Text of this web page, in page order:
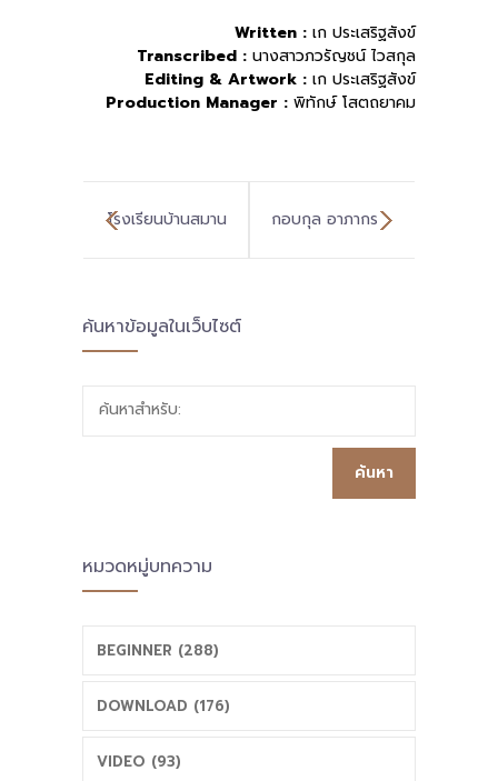
Written : เก ประเสริฐสังข์
Transcribed : นางสาวภวรัญชน์ ไวสกุล
Editing & Artwork : เก ประเสริฐสังข์
Production Manager : พิทักษ์ โสตถยาคม
โรงเรียนบ้านสมาน
นวัตกรรมระยอง
กอบกุล อาภากร
“พื้นที่นวัตกรรม”
ค้นหาข้อมูลในเว็บไซต์
ค้นหาสำหรับ:
หมวดหมู่บทความ
BEGINNER (288)
DOWNLOAD (176)
VIDEO (93)